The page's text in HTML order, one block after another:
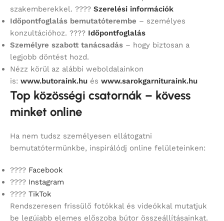
szakemberekkel. ???? Szerelési információk
Időpontfoglalás bemutatóterembe – személyes
konzultációhoz. ???? Időpontfoglalás
Személyre szabott tanácsadás – hogy biztosan a
legjobb döntést hozd.
Nézz körül az alábbi weboldalainkon
is: www.butoraink.hu és www.sarokgarnituraink.hu
Top közösségi csatornák – kövess
minket online
Ha nem tudsz személyesen ellátogatni
bemutatótermünkbe, inspirálódj online felületeinken:
???? Facebook
???? Instagram
???? TikTok
Rendszeresen frissülő fotókkal és videókkal mutatjuk
be legújabb elemes előszoba bútor összeállításainkat.